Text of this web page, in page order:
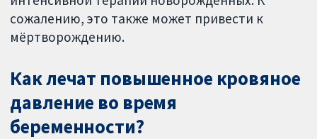
сожалению, это также может привести к
мёртворождению.
Как лечат повышенное кровяное
давление во время
беременности?